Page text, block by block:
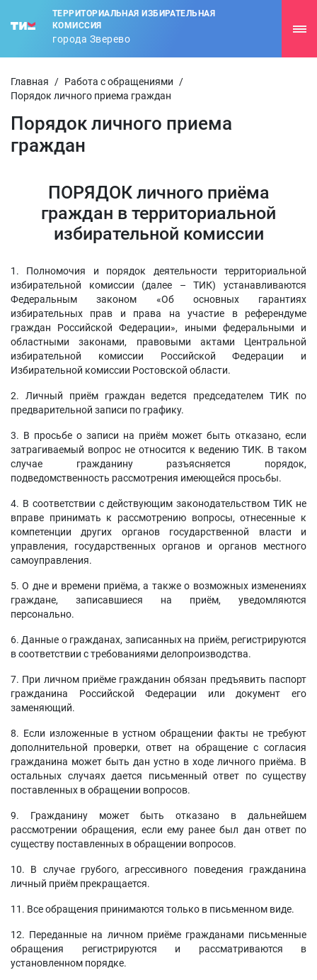
ТЕРРИТОРИАЛЬНАЯ ИЗБИРАТЕЛЬНАЯ
КОМИССИЯ
города Зверево
Главная / Работа с обращениями
/
Порядок личного приема граждан
Порядок личного приема
граждан
ПОРЯДОК личного приёма
граждан в территориальной
избирательной комиссии
1. Полномочия и порядок деятельности территориальной
избирательной комиссии (далее – ТИК) устанавливаются
Федеральным законом «Об основных гарантиях
избирательных прав и права на участие в референдуме
граждан Российской Федерации», иными федеральными и
областными законами, правовыми актами Центральной
избирательной комиссии Российской Федерации и
Избирательной комиссии Ростовской области.
2. Личный приём граждан ведется председателем ТИК по
предварительной записи по графику.
3. В просьбе о записи на приём может быть отказано, если
затрагиваемый вопрос не относится к ведению ТИК. В таком
случае гражданину разъясняется порядок,
подведомственность рассмотрения имеющейся просьбы.
4. В соответствии с действующим законодательством ТИК не
вправе принимать к рассмотрению вопросы, отнесенные к
компетенции других органов государственной власти и
управления, государственных органов и органов местного
самоуправления.
5. О дне и времени приёма, а также о возможных изменениях
граждане, записавшиеся на приём, уведомляются
персонально.
6. Данные о гражданах, записанных на приём, регистрируются
в соответствии с требованиями делопроизводства.
7. При личном приёме гражданин обязан предъявить паспорт
гражданина Российской Федерации или документ его
заменяющий.
8. Если изложенные в устном обращении факты не требуют
дополнительной проверки, ответ на обращение с согласия
гражданина может быть дан устно в ходе личного приёма. В
остальных случаях дается письменный ответ по существу
поставленных в обращении вопросов.
9. Гражданину может быть отказано в дальнейшем
рассмотрении обращения, если ему ранее был дан ответ по
существу поставленных в обращении вопросов.
10. В случае грубого, агрессивного поведения гражданина
личный приём прекращается.
11. Все обращения принимаются только в письменном виде.
12. Переданные на личном приёме гражданами письменные
обращения регистрируются и рассматриваются в
установленном порядке.